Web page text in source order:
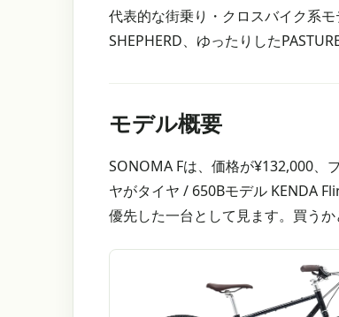
代表的な街乗り・クロスバイク系モ
SHEPHERD、ゆったりした
モデル概要
SONOMA Fは、価格が¥132,000、
ヤがタイヤ / 650Bモデル KENDA
優先した一台として見ます。買う